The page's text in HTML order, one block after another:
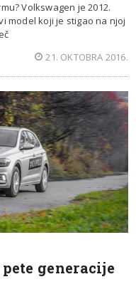
Volkswagen je 2012.
model koji je stigao na njoj
21. OKTOBRA 2016.
generacije